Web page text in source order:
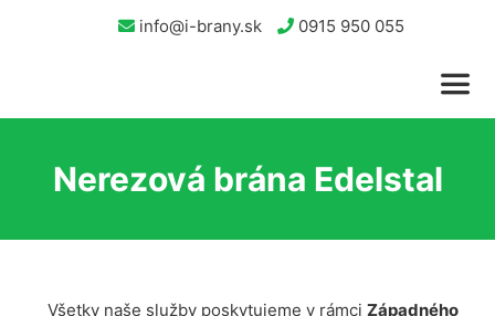
info@i-brany.sk 0915 950 055
Nerezová brána Edelstal
Všetky naše služby poskytujeme v rámci Západného